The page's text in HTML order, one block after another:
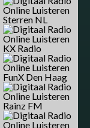
Sterren NL
KX Radio
FunX Den Haag
Rainz FM